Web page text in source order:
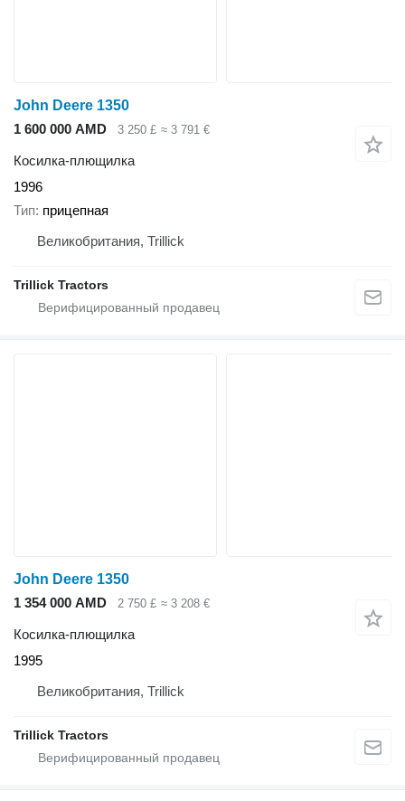
John Deere 1350
1 600 000 AMD
3 250 £ ≈ 3 791 €
Косилка-плющилка
1996
Тип прицепная
Великобритания, Trillick
Trillick Tractors
John Deere 1350
1 354 000 AMD
2 750 £ ≈ 3 208 €
Косилка-плющилка
1995
Великобритания, Trillick
Trillick Tractors